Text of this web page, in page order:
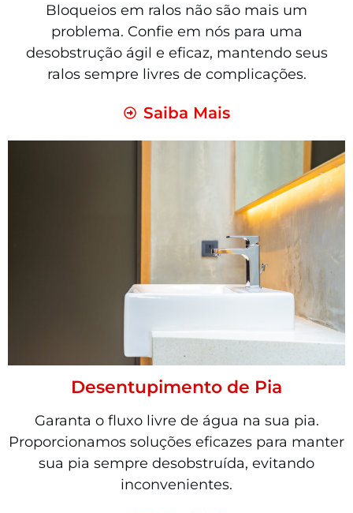
Bloqueios em ralos não são mais um
problema. Confie em nós para uma
desobstrução ágil e eficaz, mantendo seus
ralos sempre livres de complicações.
Saiba Mais
Desentupimento de Pia
Garanta o fluxo livre de água na sua pia.
Proporcionamos soluções eficazes para manter
sua pia sempre desobstruída, evitando
inconvenientes.